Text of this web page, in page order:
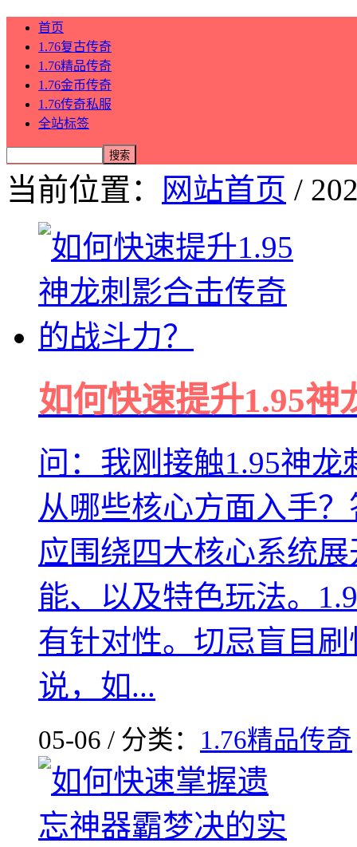
首页
1.76复古传奇
1.76精品传奇
1.76金币传奇
1.76传奇私服
全站标签
当前位置： 网站首页 /
如何快速提升1.95
问：我刚接触1.95神
从哪些核心方面入手
应围绕四大核心系统
能、以及特色玩法。
有针对性。切忌盲目
说，如...
05-06 / 分类： 1.76精品传奇